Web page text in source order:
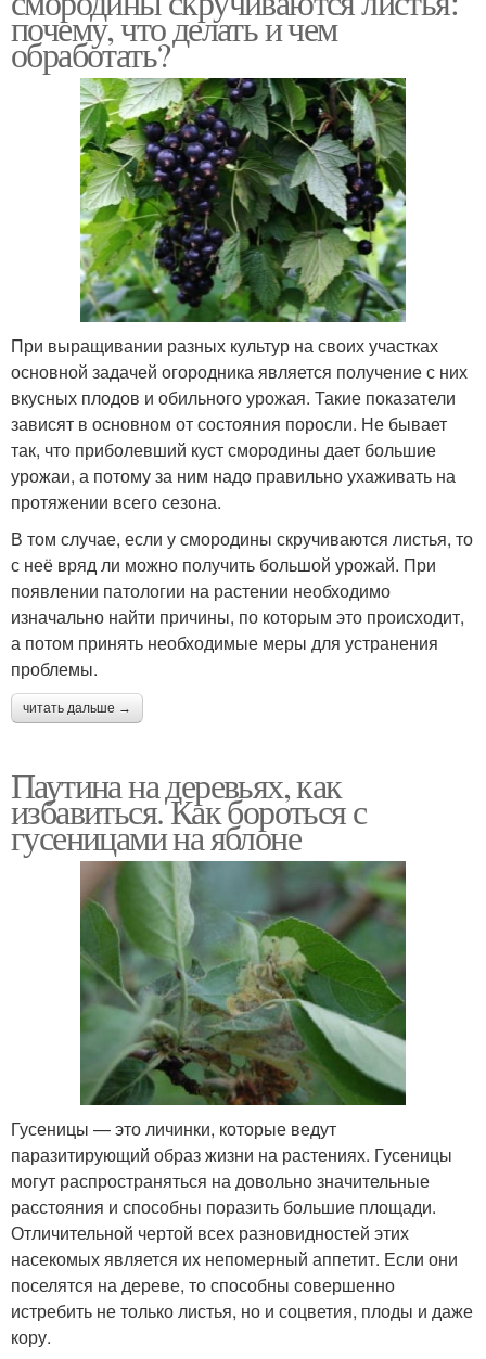
почему, что делать и чем
обработать?
При выращивании разных культур на своих участках
основной задачей огородника является получение с них
вкусных плодов и обильного урожая. Такие показатели
зависят в основном от состояния поросли. Не бывает
так, что приболевший куст смородины дает большие
урожаи, а потому за ним надо правильно ухаживать на
протяжении всего сезона.
В том случае, если у смородины скручиваются листья, то
с неё вряд ли можно получить большой урожай. При
появлении патологии на растении необходимо
изначально найти причины, по которым это происходит,
а потом принять необходимые меры для устранения
проблемы.
читать дальше →
Паутина на деревьях, как
избавиться. Как бороться с
гусеницами на яблоне
Гусеницы — это личинки, которые ведут
паразитирующий образ жизни на растениях. Гусеницы
могут распространяться на довольно значительные
расстояния и способны поразить большие площади.
Отличительной чертой всех разновидностей этих
насекомых является их непомерный аппетит. Если они
поселятся на дереве, то способны совершенно
истребить не только листья, но и соцветия, плоды и даже
кору.